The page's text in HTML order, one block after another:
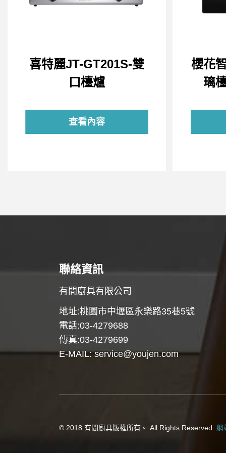
喜特麗JT-GT201S-雙
口檯爐
查看內容
櫻花
璃
聯絡資訊
有間廚具有限公司
地址:桃園市中壢區永樂路35巷5號
電話:03-4279688
傳真:03-4279699
E-MAIL:service@youjen.com
© 2018 有間廚具版權所有。 All Rights Reserved. 網